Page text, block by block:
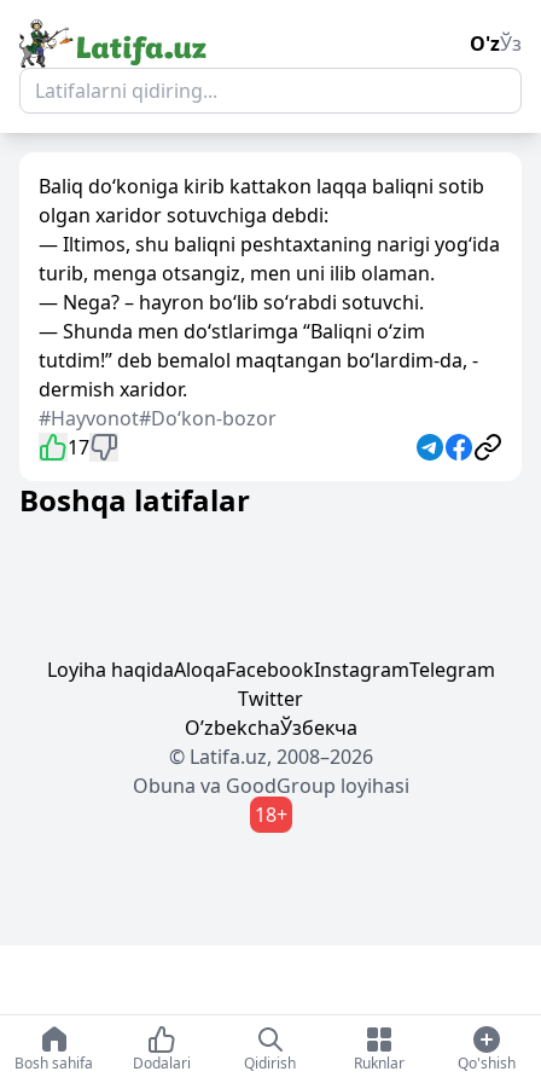
O'zЎз
Baliq do‘koniga kirib kattakon laqqa baliqni sotib
olgan xaridor sotuvchiga debdi:
— Iltimos, shu baliqni peshtaxtaning narigi yog‘ida
turib, menga otsangiz, men uni ilib olaman.
— Nega? – hayron bo‘lib so‘rabdi sotuvchi.
— Shunda men do‘stlarimga “Baliqni o‘zim
tutdim!” deb bemalol maqtangan bo‘lardim-da, -
dermish xaridor.
#Hayvonot#Doʻkon-bozor
17
Boshqa latifalar
Loyiha haqidaAloqaFacebookInstagramTelegram
Twitter
OʼzbekchaЎзбекча
© Latifa.uz, 2008–2026
Obuna va GoodGroup loyihasi
18+
Bosh sahifa Dodalari Qidirish Ruknlar Qo'shish